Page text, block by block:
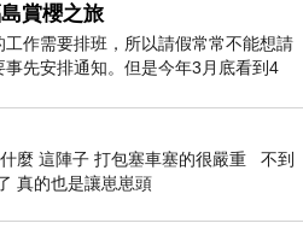
賞櫻之旅
工作需要排班，所以請假常常不能想請
事先安排通知。但是今年3月底看到4
突然發現4月中有個空檔，所
麼 這陣子 打包塞車塞的很嚴重 不到
真的也是讓崽崽頭